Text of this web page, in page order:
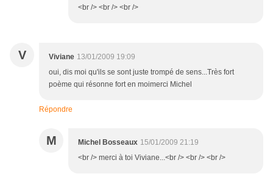
<br /> <br /> <br />
V Viviane 13/01/2009 19:09
oui, dis moi qu'ils se sont juste trompé de sens...Très fort
poème qui résonne fort en moimerci Michel
Répondre
M Michel Bosseaux 15/01/2009 21:19
<br /> merci à toi Viviane...<br /> <br /> <br />